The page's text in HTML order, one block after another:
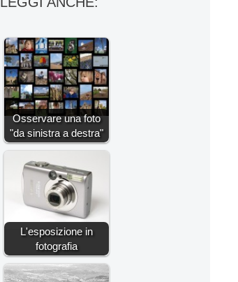
Osservare una foto
"da sinistra a destra"
L'esposizione in
fotografia